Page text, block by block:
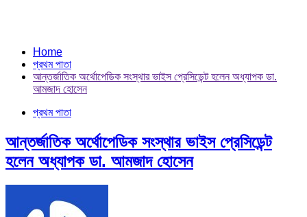
Home
প্রথম পাতা
আন্তর্জাতিক অর্থোপেডিক সংস্থার ভাইস প্রেসিডেন্ট হলেন অধ্যাপক ডা.
আমজাদ হোসেন
প্রথম পাতা
আন্তর্জাতিক অর্থোপেডিক সংস্থার ভাইস প্রেসিডেন্ট
হলেন অধ্যাপক ডা. আমজাদ হোসেন